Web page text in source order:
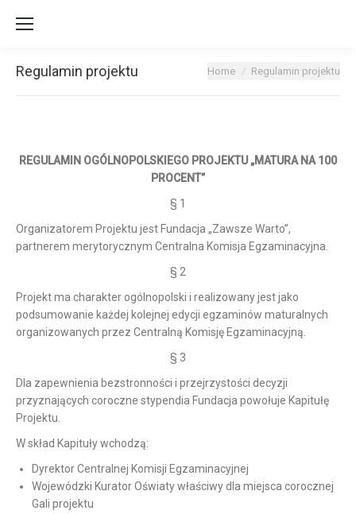
Regulamin projektu You are here:
Home Regulamin projektu
REGULAMIN OGÓLNOPOLSKIEGO PROJEKTU „MATURA NA 100
PROCENT”
§ 1
Organizatorem Projektu jest Fundacja „Zawsze Warto”,
partnerem merytorycznym Centralna Komisja Egzaminacyjna.
§ 2
Projekt ma charakter ogólnopolski i realizowany jest jako
podsumowanie każdej kolejnej edycji egzaminów maturalnych
organizowanych przez Centralną Komisję Egzaminacyjną.
§ 3
Dla zapewnienia bezstronności i przejrzystości decyzji
przyznających coroczne stypendia Fundacja powołuje Kapitułę
Projektu.
W skład Kapituły wchodzą:
Dyrektor Centralnej Komisji Egzaminacyjnej
Wojewódzki Kurator Oświaty właściwy dla miejsca corocznej
Gali projektu